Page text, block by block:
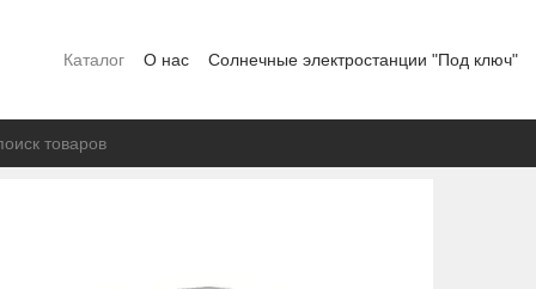
Каталог О нас Солнечные электростанции "Под ключ"